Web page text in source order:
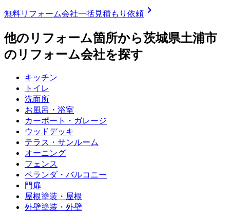
無料リフォーム会社一括見積もり依頼 chevron_right
他のリフォーム箇所から茨城県土浦市
のリフォーム会社を探す
キッチン
トイレ
洗面所
お風呂・浴室
カーポート・ガレージ
ウッドデッキ
テラス・サンルーム
オーニング
フェンス
ベランダ・バルコニー
門扉
屋根塗装・屋根
外壁塗装・外壁